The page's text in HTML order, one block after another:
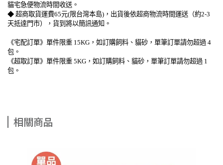
貓宅急便物流時間收送。
◆ 超商取貨運費65元(限台灣本島)，出貨後依超商物流時間運送（約2-3
天抵達門市），貨到將以簡訊通知。
《宅配訂單》單件限重 15KG，如訂購飼料、貓砂，單筆訂單請勿超過 4
包。
《超取訂單》單件限重 5KG，如訂購飼料、貓砂，單筆訂單請勿超過 1
包。
相關商品